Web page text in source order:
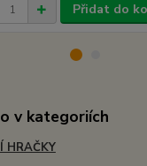
Přidat do
v kategoriích
HRAČKY